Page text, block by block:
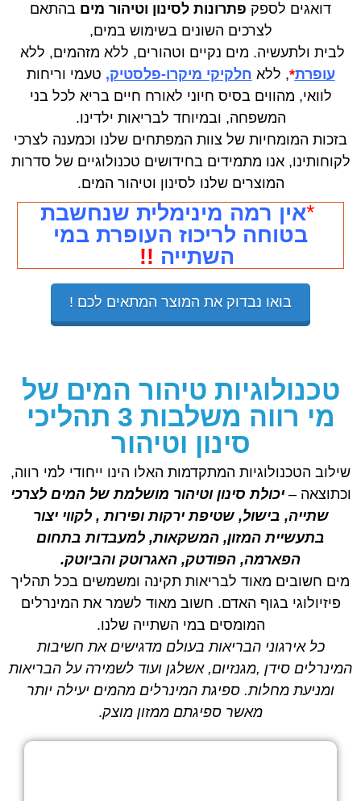
דואגים לספק פתרונות לסינון וטיהור מים בהתאם
לצרכים השונים בשימוש במים,
לבית ולתעשיה. מים נקיים וטהורים, ללא מזהמים, ללא
עופרת*, ללא חלקיקי מיקרו-פלסטיק, טעמי וריחות
לוואי, מהווים בסיס חיוני לאורח חיים בריא לכל בני
המשפחה, ובמיוחד לבריאות ילדינו.
בזכות המומחיות של צוות המפתחים שלנו וכמענה לצרכי
לקוחותינו, אנו מתמידים בחידושים טכנולוגיים של סדרות
המוצרים שלנו לסינון וטיהור המים.
*אין רמה מינימלית שנחשבת
בטוחה לריכוז העופרת במי
השתייה !!
בואו נבדוק את המוצר המתאים לכם !
טכנולוגיות טיהור המים של
מי רווה משלבות 3 תהליכי
סינון וטיהור
שילוב הטכנולוגיות המתקדמות האלו הינו ייחודי למי רווה,
וכתוצאה –יכולת סינון וטיהור מושלמת של המים לצרכי
שתייה, בישול, שטיפת ירקות ופירות , לקווי יצור
בתעשיית המזון, המשקאות, למעבדות בתחום
הפארמה, הפודטק, האגרוטק והביוטק.
מים חשובים מאוד לבריאות תקינה ומשמשים בכל תהליך
פיזיולוגי בגוף האדם. חשוב מאוד לשמר את המינרלים
המומסים במי השתייה שלנו.
כל אירגוני הבריאות בעולם מדגישים את חשיבות
המינרלים סידן ,מגנזיום, אשלגן ועוד לשמירה על הבריאות
ומניעת מחלות. ספיגת המינרלים מהמים יעילה יותר
מאשר ספיגתם ממזון מוצק.